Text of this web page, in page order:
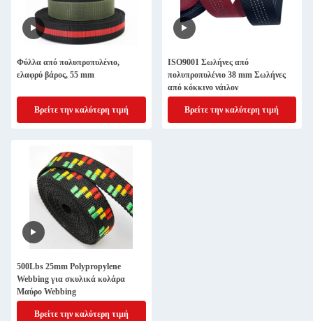
Φύλλα από πολυπροπυλένιο,
ελαφρύ βάρος, 55 mm
Βρείτε την καλύτερη τιμή
ISO9001 Σωλήνες από
πολυπροπυλένιο 38 mm Σωλήνες
από κόκκινο νάιλον
Βρείτε την καλύτερη τιμή
500Lbs 25mm Polypropylene
Webbing για σκυλικά κολάρα
Μαύρο Webbing
Βρείτε την καλύτερη τιμή